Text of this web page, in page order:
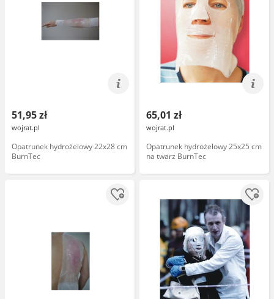
51,95 zł
wojrat.pl
Opatrunek hydrożelowy 22x28 cm
BurnTec
65,01 zł
wojrat.pl
Opatrunek hydrożelowy 25x25 cm
na twarz BurnTec